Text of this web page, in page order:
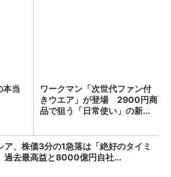
本当
ワークマン「次世代ファン付
きウエア」が登場 2900円商
品で狙う「日常使い」の新...
ア、株価3分の1急落は「絶好のタイミ
去最高益と8000億円自社...